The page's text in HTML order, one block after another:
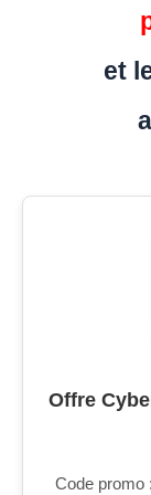
et
Offre
Code promo :